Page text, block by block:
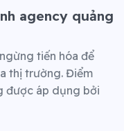
agency quảng
tiến hóa để
thị trường. Điểm
được áp dụng bởi